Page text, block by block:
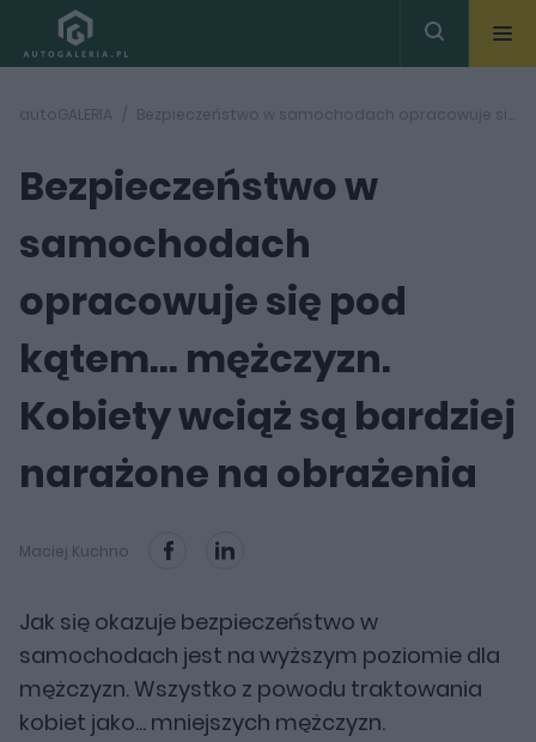
autoGALERIA Bezpieczeństwo w samochodach opracowuje się pod kątem... mężczyzn. Kobiety wciąż są bardziej narażone na obrażenia
Bezpieczeństwo w
samochodach
opracowuje się pod
kątem... mężczyzn.
Kobiety wciąż są bardziej
narażone na obrażenia
Maciej Kuchno
Jak się okazuje bezpieczeństwo w
samochodach jest na wyższym poziomie dla
mężczyzn. Wszystko z powodu traktowania
kobiet jako... mniejszych mężczyzn.